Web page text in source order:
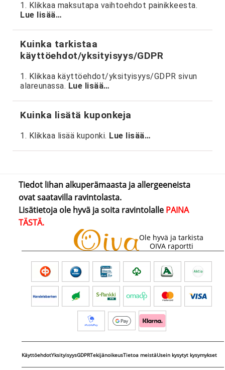
1. Klikkaa maksutapa vaihtoehdot painikkeesta.
Lue lisää…
Kuinka tarkistaa
käyttöehdot/yksityisyys/GDPR
1. Klikkaa käyttöehdot/yksityisyys/GDPR sivun
alareunassa. Lue lisää…
Kuinka lisätä kuponkeja
1. Klikkaa lisää kuponki. Lue lisää…
Tiedot lihan alkuperämaasta ja allergeeneista
ovat saatavilla ravintolasta.
Lisätietoja ole hyvä ja soita ravintolalle PAINA
TÄSTÄ.
Ole hyvä ja tarkista
OIVA raportti
KäyttöehdotYksityisyysGDPRTekijänoikeusTietoa meistäUsein kysytyt kysymykset